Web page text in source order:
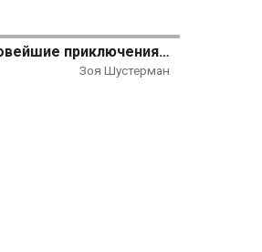
Новейшие приключения Колобка, или Наука думать для больших и маленьких. Часть 1
Зоя Шустерман